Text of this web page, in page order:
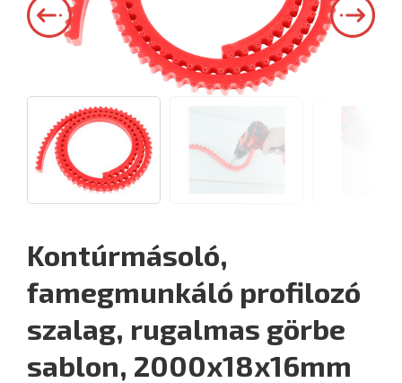
Kontúrmásoló,
famegmunkáló profilozó
szalag, rugalmas görbe
sablon, 2000x18x16mm